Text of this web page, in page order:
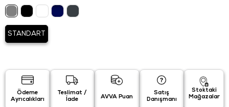
STANDART
Ödeme
Ayrıcalıkları
Teslimat /
İade
AVVA Puan
Satış
Danışmanı
Stoktaki
Mağazalar